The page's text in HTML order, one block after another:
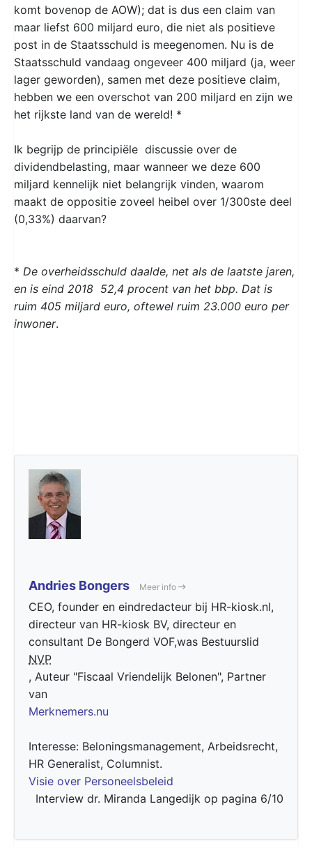
komt bovenop de AOW); dat is dus een claim van
maar liefst 600 miljard euro, die niet als positieve
post in de Staatsschuld is meegenomen. Nu is de
Staatsschuld vandaag ongeveer 400 miljard (ja, weer
lager geworden), samen met deze positieve claim,
hebben we een overschot van 200 miljard en zijn we
het rijkste land van de wereld! *
Ik begrijp de principiële discussie over de
dividendbelasting, maar wanneer we deze 600
miljard kennelijk niet belangrijk vinden, waarom
maakt de oppositie zoveel heibel over 1/300ste deel
(0,33%) daarvan?
* De overheidsschuld daalde, net als de laatste jaren,
en is eind 2018 52,4 procent van het bbp. Dat is
ruim 405 miljard euro, oftewel ruim 23.000 euro per
inwoner.
Andries Bongers Meer info
CEO, founder en eindredacteur bij HR-kiosk.nl,
directeur van HR-kiosk BV, directeur en
consultant De Bongerd VOF,was Bestuurslid
NVP
, Auteur "Fiscaal Vriendelijk Belonen", Partner
van
Merknemers.nu
Interesse: Beloningsmanagement, Arbeidsrecht,
HR Generalist, Columnist.
Visie over Personeelsbeleid
Interview dr. Miranda Langedijk op pagina 6/10